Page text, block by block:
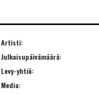
Artisti:
Julkaisupäivämäärä:
Levy-yhtiö:
Media: